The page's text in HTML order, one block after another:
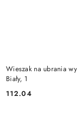
Wieszak na ubrania
Biały, 1
Cena:
112.04